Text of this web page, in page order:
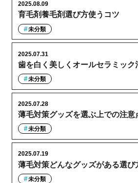
育毛剤養毛剤選び方使うコツ
2025.08.09
未分類
歯を白く美しくオールセラミック
2025.07.31
未分類
薄毛対策グッズを選ぶ上での注意
2025.07.28
未分類
薄毛対策どんなグッズがある選び
2025.07.19
未分類